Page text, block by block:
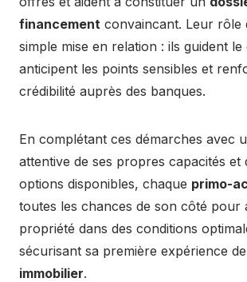
financement convaincant. Leur rôle
simple mise en relation : ils guident le
anticipent les points sensibles et
crédibilité auprès des banques.
En complétant ces démarches avec
attentive de ses propres capacités et
options disponibles, chaque primo-
toutes les chances de son côté pour
propriété dans des conditions
sécurisant sa première expérience de
immobilier.